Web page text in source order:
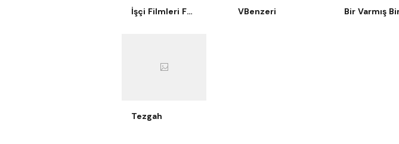
İşçi Filmleri Festivali VBenzeri
Tezgah